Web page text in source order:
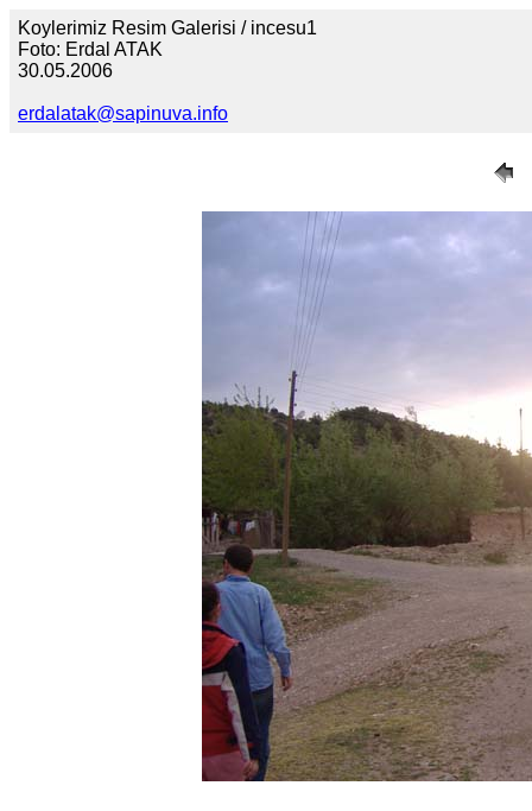
Koylerimiz Resim Galerisi / incesu1
Foto: Erdal ATAK
30.05.2006
erdalatak@sapinuva.info